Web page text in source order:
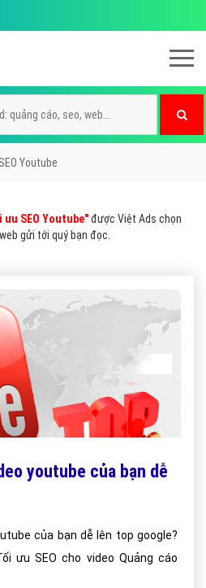
Youtube
ưu SEO Youtube"được Việt Ads chọn
gửi tới quý bạn đọc.
youtube của bạn dễ
của bạn dễ lên top google?
ưu SEO cho video Quảng cáo